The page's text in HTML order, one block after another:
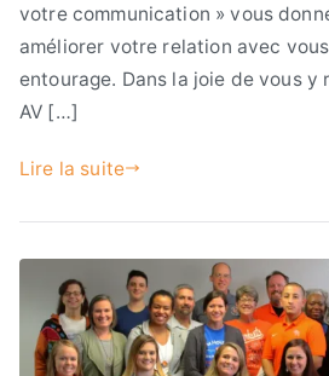
votre communication » vous
améliorer votre relation avec
entourage. Dans la joie de vous y
AV […]
Lire la suite